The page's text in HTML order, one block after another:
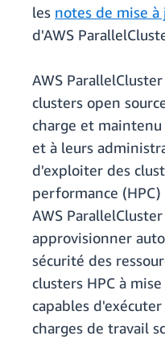
les notes de mise à
d'AWS
AWS
clusters open
charge et
et à leurs
d'exploiter des
performance (HPC)
AWS
approvisionner
sécurité des
clusters HPC à
capables
charges de travail